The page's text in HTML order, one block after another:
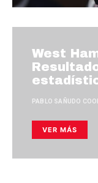
West
PABLO SAÑUDO
VER MÁS